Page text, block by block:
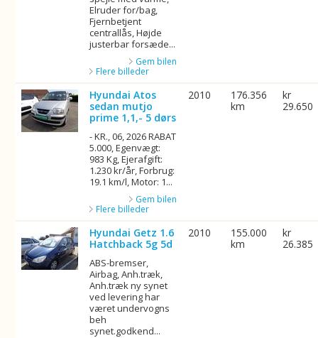
Elruder for/bag,
Fjernbetjent
centrallås, Højde
justerbar forsæde...
Gem bilen
Flere billeder
Hyundai Atos
sedan mutjo
prime 1,1,- 5 dørs
- KR., 06, 2026 RABAT
5.000, Egenvægt:
983 Kg, Ejerafgift:
1.230 kr/år, Forbrug:
19.1 km/l, Motor: 1...
Gem bilen
Flere billeder
2010
176.356
km
kr
29.650
Hyundai Getz 1.6
Hatchback 5g 5d
ABS-bremser,
Airbag, Anh.træk,
Anh.træk ny synet
ved levering har
været undervogns
beh
synet.godkend...
2010
155.000
km
kr
26.385